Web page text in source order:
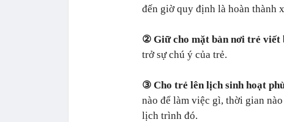
đến giờ quy định là hoàn thành
② Giữ cho mặt bàn nơi trẻ viết
trở sự chú ý của trẻ.
③ Cho trẻ lên lịch sinh hoạt
nào để làm việc gì, thời gian
lịch trình đó.